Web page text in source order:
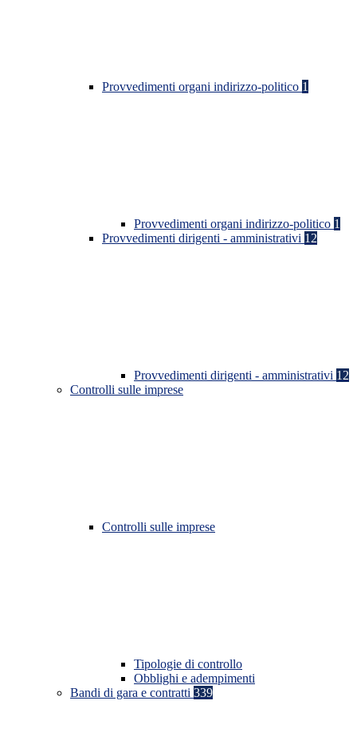
Provvedimenti organi indirizzo-politico 1
Provvedimenti organi indirizzo-politico 1
Provvedimenti dirigenti - amministrativi 12
Provvedimenti dirigenti - amministrativi 12
Controlli sulle imprese
Controlli sulle imprese
Tipologie di controllo
Obblighi e adempimenti
Bandi di gara e contratti 339